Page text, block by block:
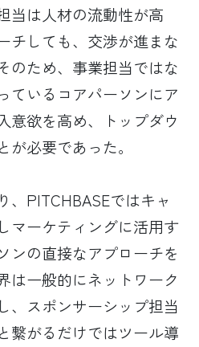
当は人材の流動性が高
チしても、交渉が進まな
のため、事業担当ではな
ているコアパーソンにア
意欲を高め、トップダウ
必要であった。
、PITCHBASEではキャ
マーケティングに活用す
ンの直接なアプローチを
は一般的にネットワーク
、スポンサーシップ担当
繋がるだけではツール導